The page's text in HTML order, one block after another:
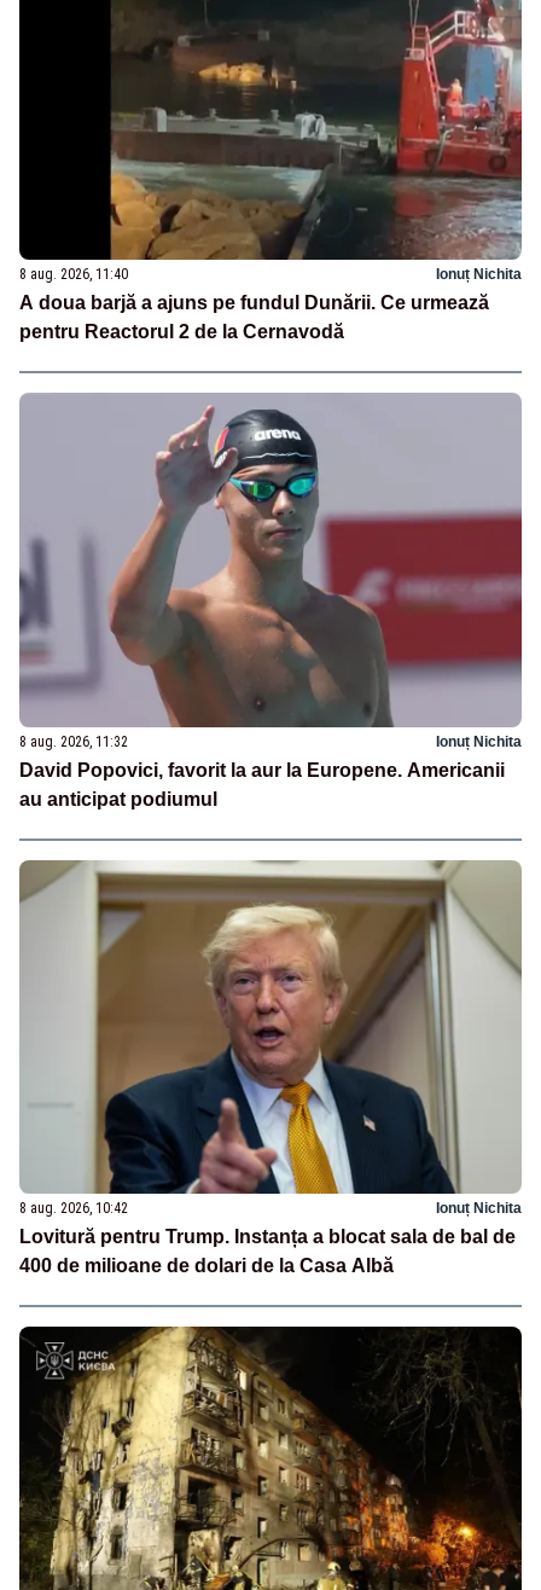
8 aug. 2026, 11:40 Ionuț Nichita
A doua barjă a ajuns pe fundul Dunării. Ce urmează
pentru Reactorul 2 de la Cernavodă
8 aug. 2026, 11:32 Ionuț Nichita
David Popovici, favorit la aur la Europene. Americanii
au anticipat podiumul
8 aug. 2026, 10:42 Ionuț Nichita
Lovitură pentru Trump. Instanța a blocat sala de bal de
400 de milioane de dolari de la Casa Albă